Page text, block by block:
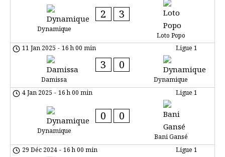
Dynamique
2 3
Loto Popo
Ligue 1
11 Jan 2025 - 16 h 00 min
Damissa
3 0
Dynamique
Ligue 1
4 Jan 2025 - 16 h 00 min
Dynamique
0 0
Bani Gansé
Ligue 1
29 Déc 2024 - 16 h 00 min